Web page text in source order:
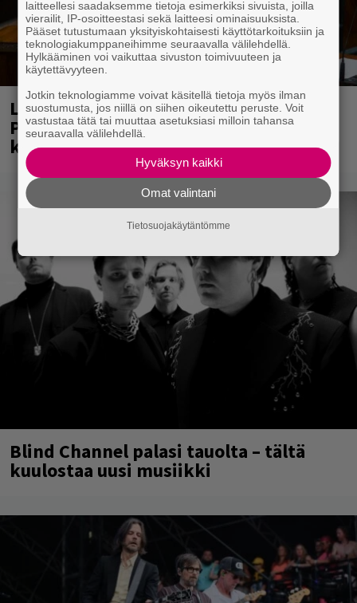
Laittomasta graffitista kiinni jäänyt
Paavo Arhinmäki jälleen spraypullo
kädessä – näitä puolueita ei kiinnosta
Blind Channel palasi tauolta – tältä
kuulostaa uusi musiikki
laitteellesi saadaksemme tietoja esimerkiksi sivuista, joilla
vierailit, IP-osoitteestasi sekä laitteesi ominaisuuksista.
Pääset tutustumaan yksityiskohtaisesti käyttötarkoituksiin ja
teknologiakumppaneihimme seuraavalla välilehdellä.
Hylkääminen voi vaikuttaa sivuston toimivuuteen ja
käytettävyyteen.
Jotkin teknologiamme voivat käsitellä tietoja myös ilman
suostumusta, jos niillä on siihen oikeutettu peruste. Voit
vastustaa tätä tai muuttaa asetuksiasi milloin tahansa
seuraavalla välilehdellä.
Hyväksyn kaikki
Omat valintani
Tietosuojakäytäntömme